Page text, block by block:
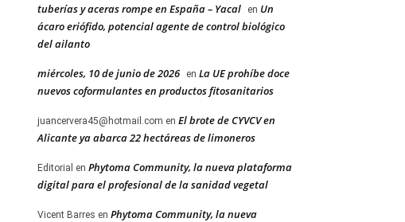
tuberías y aceras rompe en España – Yacal
en Un
ácaro eriófido, potencial agente de control biológico
del ailanto
miércoles, 10 de junio de 2026 en La UE prohíbe doce
nuevos coformulantes en productos fitosanitarios
juancervera45@hotmail.com en El brote de CYVCV en
Alicante ya abarca 22 hectáreas de limoneros
Editorial en Phytoma Community, la nueva plataforma
digital para el profesional de la sanidad vegetal
Vicent Barres en Phytoma Community, la nueva